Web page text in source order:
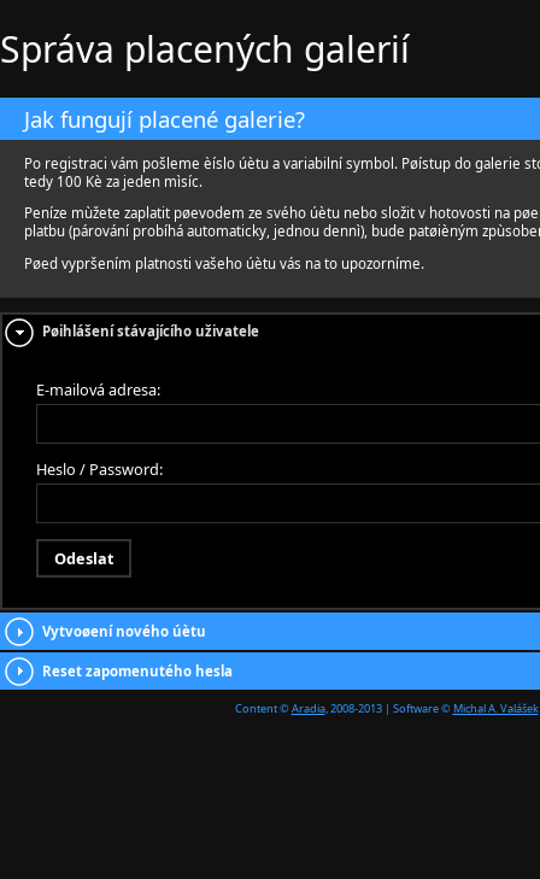
Správa placených galerií
Jak fungují placené galerie?
Po registraci vám pošleme èíslo úètu a variabilní symbol. Pøístup do galerie
tedy 100 Kè za jeden mìsíc.
Peníze mùžete zaplatit pøevodem ze svého úètu nebo složit v hotovosti na
platbu (párování probíhá automaticky, jednou dennì), bude patøièným
Pøed vypršením platnosti vašeho úètu vás na to upozorníme.
Pøihlášení stávajícího uživatele
E-mailová adresa:
Heslo / Password:
Vytvoøení nového úètu
Reset zapomenutého hesla
Content ©Aradia, 2008-2013 | Software ©Michal A. Valášek